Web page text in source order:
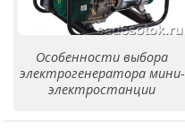
Особенности выбора
электрогенератора мини-
электростанции